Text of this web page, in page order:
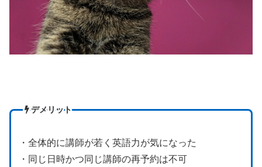
デメリット
・全体的に講師が若く英語力が気になった
・同じ日時かつ同じ講師の再予約は不可